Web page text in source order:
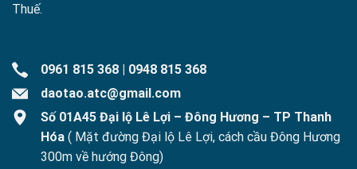
Thuế.
0961 815 368 | 0948 815 368
daotao.atc@gmail.com
Số 01A45 Đại lộ Lê Lợi – Đông Hương – TP Thanh
Hóa ( Mặt đường Đại lộ Lê Lợi, cách cầu Đông Hương
300m về hướng Đông)